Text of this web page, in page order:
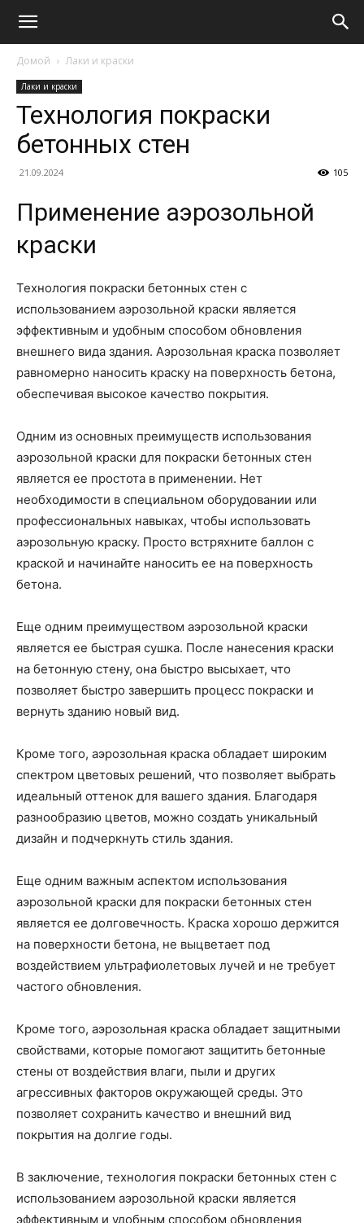
Домой Лаки и краски
Лаки и краски
Технология покраски
бетонных стен
21.09.2024 105
Применение аэрозольной
краски
Технология покраски бетонных стен с
использованием аэрозольной краски является
эффективным и удобным способом обновления
внешнего вида здания. Аэрозольная краска позволяет
равномерно наносить краску на поверхность бетона,
обеспечивая высокое качество покрытия.
Одним из основных преимуществ использования
аэрозольной краски для покраски бетонных стен
является ее простота в применении. Нет
необходимости в специальном оборудовании или
профессиональных навыках, чтобы использовать
аэрозольную краску. Просто встряхните баллон с
краской и начинайте наносить ее на поверхность
бетона.
Еще одним преимуществом аэрозольной краски
является ее быстрая сушка. После нанесения краски
на бетонную стену, она быстро высыхает, что
позволяет быстро завершить процесс покраски и
вернуть зданию новый вид.
Кроме того, аэрозольная краска обладает широким
спектром цветовых решений, что позволяет выбрать
идеальный оттенок для вашего здания. Благодаря
разнообразию цветов, можно создать уникальный
дизайн и подчеркнуть стиль здания.
Еще одним важным аспектом использования
аэрозольной краски для покраски бетонных стен
является ее долговечность. Краска хорошо держится
на поверхности бетона, не выцветает под
воздействием ультрафиолетовых лучей и не требует
частого обновления.
Кроме того, аэрозольная краска обладает защитными
свойствами, которые помогают защитить бетонные
стены от воздействия влаги, пыли и других
агрессивных факторов окружающей среды. Это
позволяет сохранить качество и внешний вид
покрытия на долгие годы.
В заключение, технология покраски бетонных стен с
использованием аэрозольной краски является
эффективным и удобным способом обновления